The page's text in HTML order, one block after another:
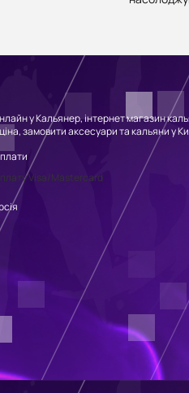
у Кальянер, інтернет магазин
ціна, замовити аксесуари та кальяни у